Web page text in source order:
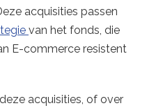
acquisities passen
van het fonds, die
E-commerce resistent
acquisities, of over